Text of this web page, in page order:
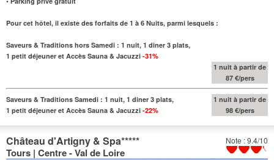
Pour cet hôtel, il existe des forfaits de 1 à 6 Nuits, parmi lesquels :
Saveurs & Traditions hors Samedi : 1 nuit, 1 diner 3 plats,
1 petit déjeuner et Accès Sauna & Jacuzzi -31%
1 nuit à partir de
87 €/pers
Saveurs & Traditions Samedi : 1 nuit, 1 diner 3 plats,
1 petit déjeuner et Accès Sauna & Jacuzzi -22%
1 nuit à partir de
98 €/pers
Note : 9.4/10
Château d'Artigny & Spa*****
Tours | Centre - Val de Loire